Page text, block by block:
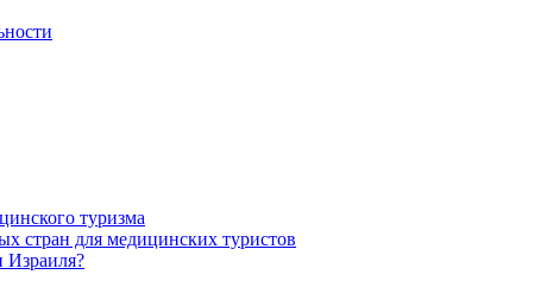
туризма
стран для медицинских туристов
Израиля?